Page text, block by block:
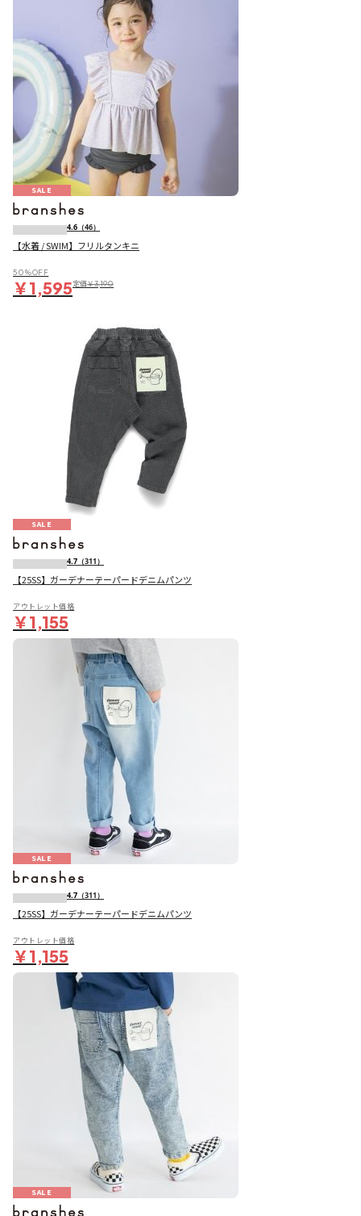
SALE
4.6 （46）
【水着 / SWIM】フリルタンキニ
50％OFF
￥1,595定価￥3,190
SALE
4.7 （311）
【25SS】ガーデナーテーパードデニムパンツ
アウトレット価格
￥1,155
SALE
4.7 （311）
【25SS】ガーデナーテーパードデニムパンツ
アウトレット価格
￥1,155
SALE